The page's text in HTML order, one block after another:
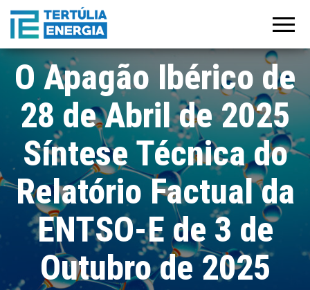
estabilização
económica
pós-covid 19
O Apagão Ibérico de
28 de Abril de 2025
Síntese Técnica do
Relatório Factual da
ENTSO-E de 3 de
Outubro de 2025